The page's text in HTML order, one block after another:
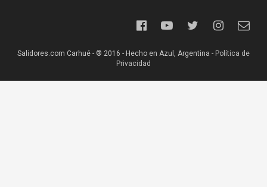
Salidores.com Carhué - ® 2016 - Hecho en Azul, Argentina - Política de
Privacidad